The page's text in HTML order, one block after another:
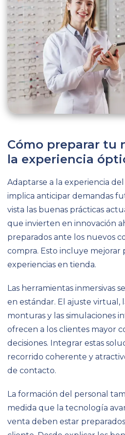
Cómo preparar tu
la experiencia
Adaptarse a la experiencia
implica anticipar demandas
vista las buenas prácticas
que invierten en innovación
preparados ante los nuevos
compra. Esto incluye mejorar
experiencias en tienda.
Las herramientas inmersivas
en estándar. El ajuste virtual,
monturas y las simulaciones
ofrecen a los clientes mayor
decisiones. Integrar estas
recorrido coherente y
de contacto.
La formación del personal
medida que la tecnología
venta deben estar